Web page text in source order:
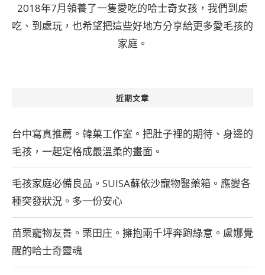
2018年7月領養了一隻愛吃的哈士奇女孩，我們到處
吃、到處玩，也希望把這些好地方分享給更多愛毛孩的
家庭。
近期文章
台中寫真推薦。韓菓工作室。把肚子裡的期待、身邊的
毛孩，一起定格成最溫柔的畫面。
毛孩家庭必備良品。SUISA蘇依沙寵物醫藥箱。應變各
種突發狀況。多一份安心
苗栗寵物友善。栗田庄。擁抱兩千坪奔跑綠意。盧娜覺
醒的哈士奇靈魂